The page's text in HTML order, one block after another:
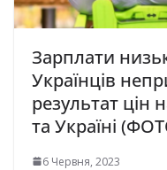
Зарплати
Українців
результат цін
та Україні
6 Червня, 2023